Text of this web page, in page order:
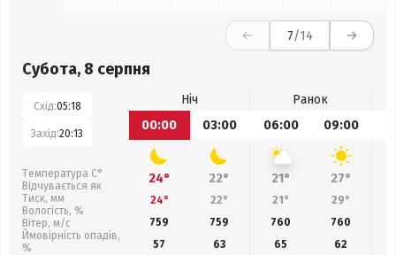
7/14
Субота, 8 серпня
Схід:05:18
Захід:20:13
Температура С°
Відчувається як
Тиск, мм
Вологість, %
Вітер, м/с
Ймовірність опадів,
%
Ніч
Ранок
00:00
03:00 06:00 09:00
24° 22° 21° 27°
24° 22° 21° 29°
759
759 760 760
57
63 65 62